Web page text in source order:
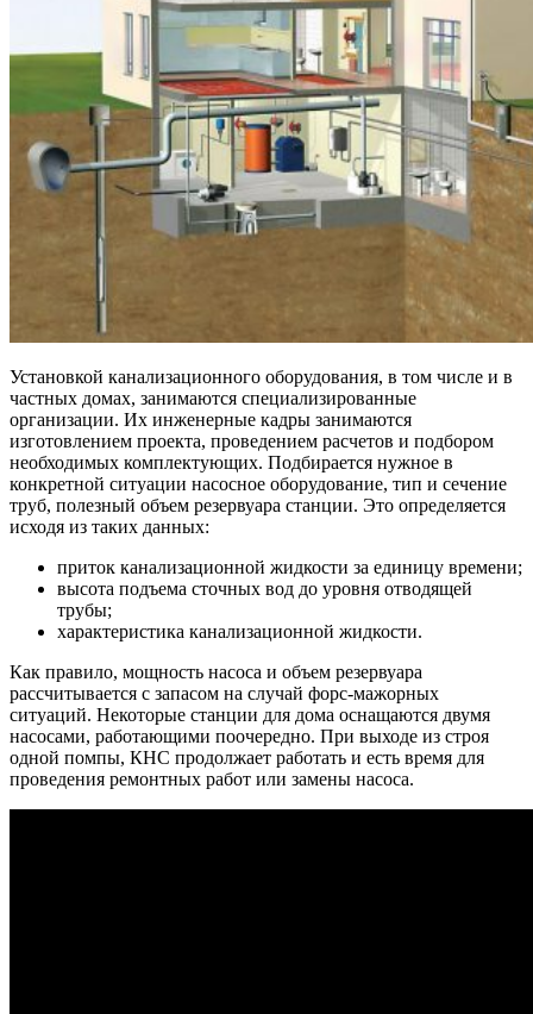
Установкой канализационного оборудования, в том числе и в
частных домах, занимаются специализированные
организации. Их инженерные кадры занимаются
изготовлением проекта, проведением расчетов и подбором
необходимых комплектующих. Подбирается нужное в
конкретной ситуации насосное оборудование, тип и сечение
труб, полезный объем резервуара станции. Это определяется
исходя из таких данных:
приток канализационной жидкости за единицу времени;
высота подъема сточных вод до уровня отводящей
трубы;
характеристика канализационной жидкости.
Как правило, мощность насоса и объем резервуара
рассчитывается с запасом на случай форс-мажорных
ситуаций. Некоторые станции для дома оснащаются двумя
насосами, работающими поочередно. При выходе из строя
одной помпы, КНС продолжает работать и есть время для
проведения ремонтных работ или замены насоса.